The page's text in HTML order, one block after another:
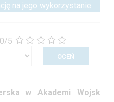
na jego wykorzystanie.
5
w Akademi Wojsk